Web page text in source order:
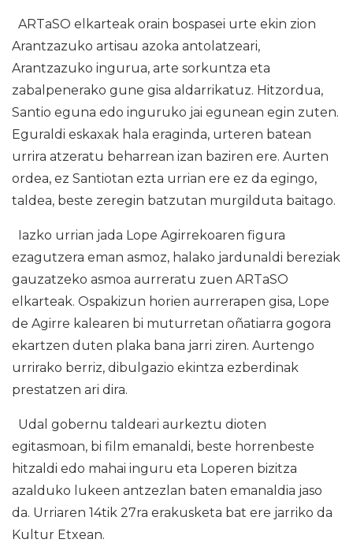
ARTaSO elkarteak orain bospasei urte ekin zion
Arantzazuko artisau azoka antolatzeari,
Arantzazuko ingurua, arte sorkuntza eta
zabalpenerako gune gisa aldarrikatuz. Hitzordua,
Santio eguna edo inguruko jai egunean egin zuten.
Eguraldi eskaxak hala eraginda, urteren batean
urrira atzeratu beharrean izan baziren ere. Aurten
ordea, ez Santiotan ezta urrian ere ez da egingo,
taldea, beste zeregin batzutan murgilduta baitago.
Iazko urrian jada Lope Agirrekoaren figura
ezagutzera eman asmoz, halako jardunaldi bereziak
gauzatzeko asmoa aurreratu zuen ARTaSO
elkarteak. Ospakizun horien aurrerapen gisa, Lope
de Agirre kalearen bi muturretan oñatiarra gogora
ekartzen duten plaka bana jarri ziren. Aurtengo
urrirako berriz, dibulgazio ekintza ezberdinak
prestatzen ari dira.
Udal gobernu taldeari aurkeztu dioten
egitasmoan, bi film emanaldi, beste horrenbeste
hitzaldi edo mahai inguru eta Loperen bizitza
azalduko lukeen antzezlan baten emanaldia jaso
da. Urriaren 14tik 27ra erakusketa bat ere jarriko da
Kultur Etxean.